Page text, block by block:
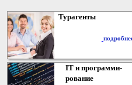
Турагенты
IT и программи-
рование